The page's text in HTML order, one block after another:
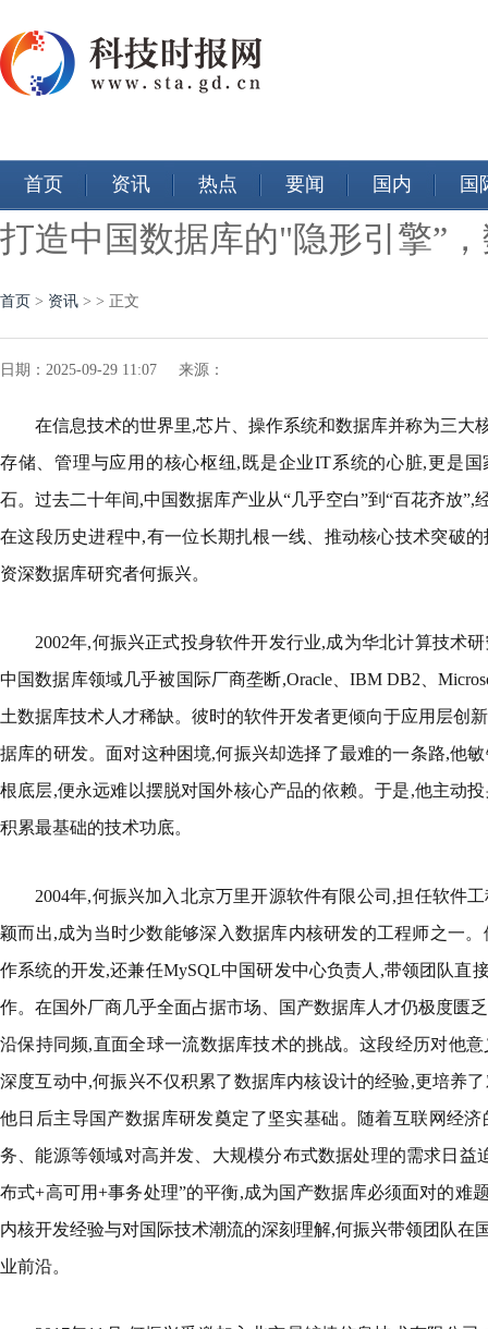
首页 资讯 热点 要闻 国内 国
打造中国数据库的"隐形引擎”
首页 > 资讯 > > 正文
日期：2025-09-29 11:07 来源：
在信息技术的世界里,芯片、操作系统和数据库并称为三大
存储、管理与应用的核心枢纽,既是企业IT系统的心脏,更是
石。过去二十年间,中国数据库产业从“几乎空白”到“百花齐放”,
在这段历史进程中,有一位长期扎根一线、推动核心技术突破
资深数据库研究者何振兴。
2002年,何振兴正式投身软件开发行业,成为华北计算技术
中国数据库领域几乎被国际厂商垄断,Oracle、IBM DB2、
土数据库技术人才稀缺。彼时的软件开发者更倾向于应用层创
据库的研发。面对这种困境,何振兴却选择了最难的一条路,他
根底层,便永远难以摆脱对国外核心产品的依赖。于是,他主动
积累最基础的技术功底。
2004年,何振兴加入北京万里开源软件有限公司,担任软件
颖而出,成为当时少数能够深入数据库内核研发的工程师之一。
作系统的开发,还兼任MySQL中国研发中心负责人,带领团队直
作。在国外厂商几乎全面占据市场、国产数据库人才仍极度匮
沿保持同频,直面全球一流数据库技术的挑战。这段经历对他
深度互动中,何振兴不仅积累了数据库内核设计的经验,更培养
他日后主导国产数据库研发奠定了坚实基础。随着互联网经
务、能源等领域对高并发、大规模分布式数据处理的需求日益
布式+高可用+事务处理”的平衡,成为国产数据库必须面对的难
内核开发经验与对国际技术潮流的深刻理解,何振兴带领团队在
业前沿。